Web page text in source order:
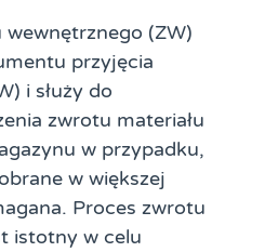
(ZW)
przyjęcia
i służy do
zwrotu materiału
w przypadku,
w większej
Proces zwrotu
istotny w celu